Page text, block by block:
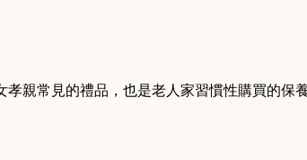
親常見的禮品，也是老人家習慣性購買的保養